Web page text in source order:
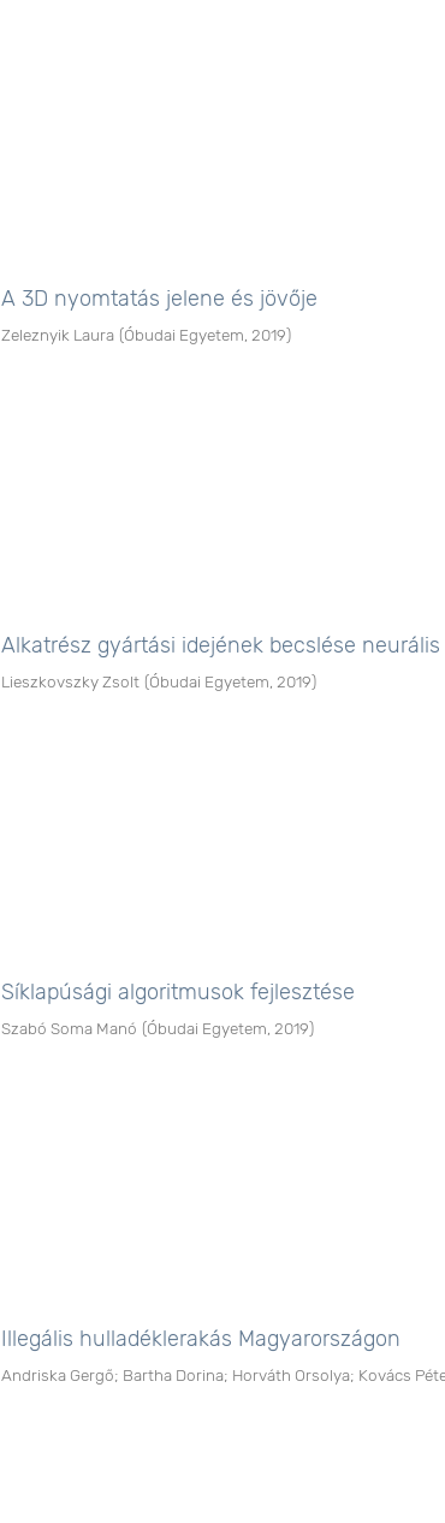
A 3D nyomtatás jelene és jövője
Zeleznyik Laura (Óbudai Egyetem 2019)
Alkatrész gyártási idejének becslése
Lieszkovszky Zsolt (Óbudai Egyetem 2019)
Síklapúsági algoritmusok fejlesztése
Szabó Soma Manó (Óbudai Egyetem 2019)
Illegális hulladéklerakás Magyarországon
Andriska Gergő; Bartha Dorina; Horváth Orsolya; Kovács